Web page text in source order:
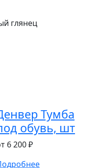
глянец
Тумба
обувь, шт
6 200 ₽